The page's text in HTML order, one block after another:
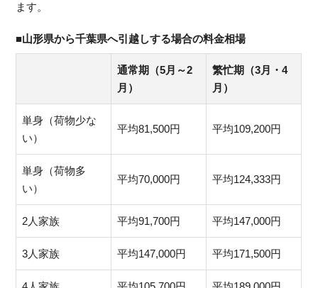
ます。
■山形県から千葉県へ引越しする場合の料金相場
通常期（5月～2
月）
繁忙期（3月・4
月）
単身（荷物少な
い）
平均81,500円 平均109,200円
単身（荷物多
い）
平均70,000円 平均124,333円
2人家族 平均91,700円 平均147,000円
3人家族 平均147,000円 平均171,500円